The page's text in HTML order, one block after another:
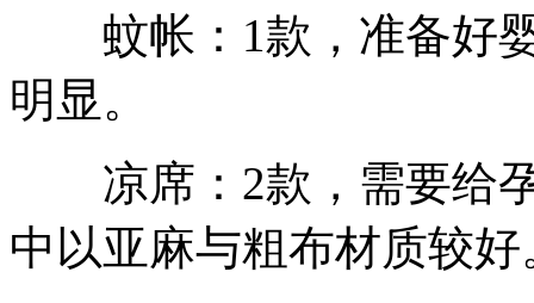
蚊帐：1款，准备好婴
明显。
凉席：2款，需要给孕
中以亚麻与粗布材质较好